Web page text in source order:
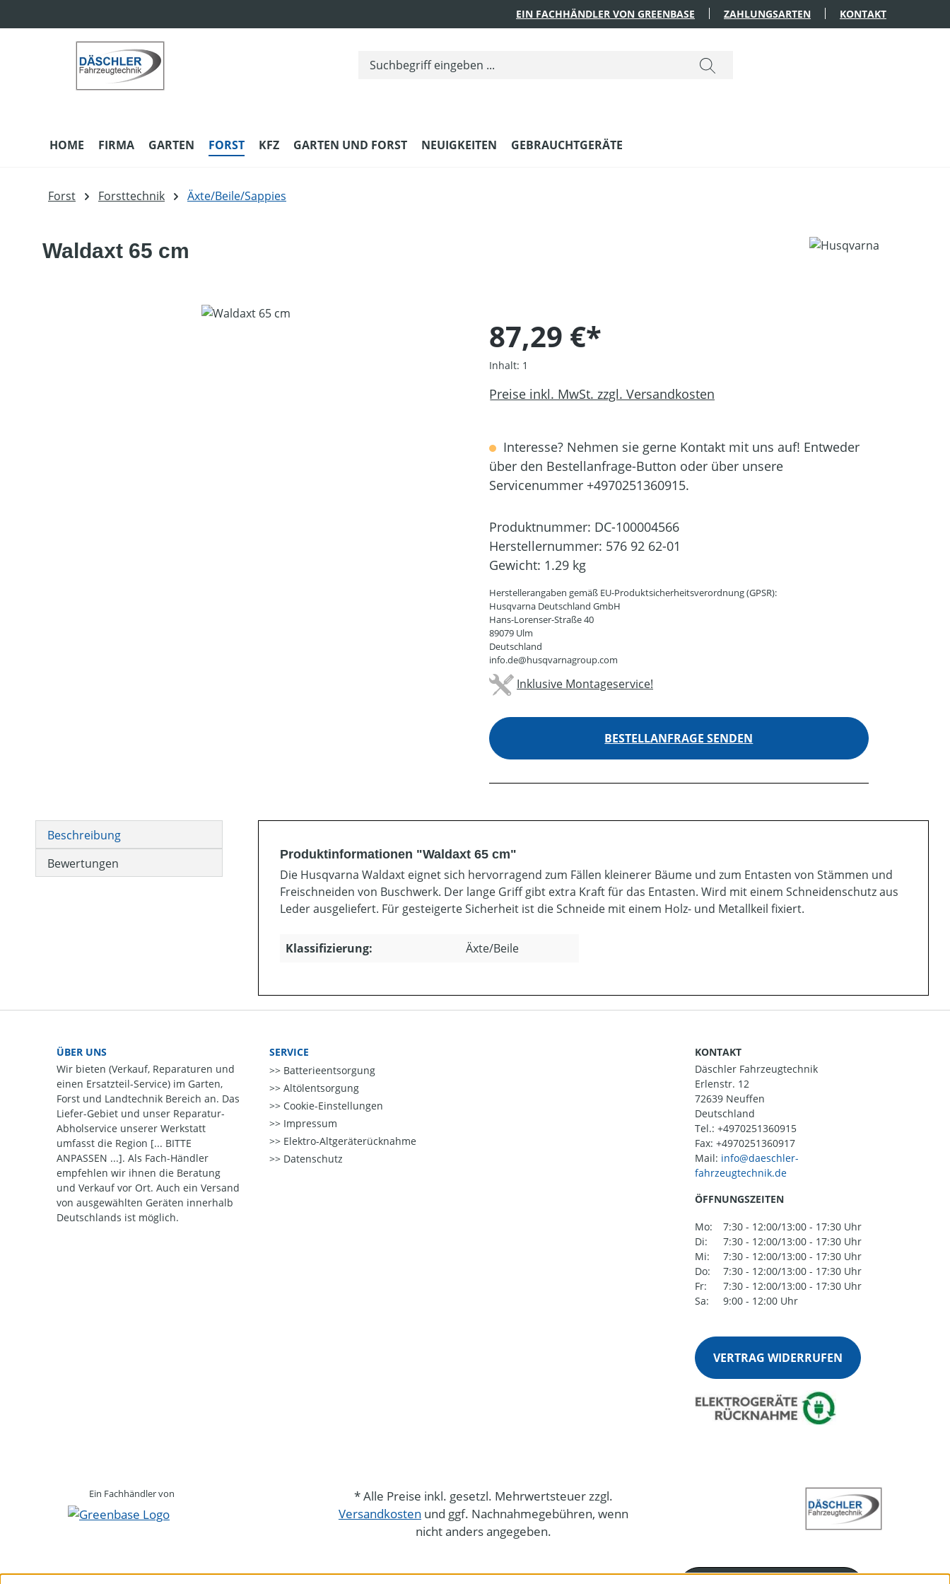
EIN FACHHÄNDLER VON GREENBASE ZAHLUNGSARTEN KONTAKT
HOME FIRMA GARTEN FORST KFZ GARTEN UND FORST NEUIGKEITEN GEBRAUCHTGERÄTE
Forst Forsttechnik Äxte/Beile/Sappies
Waldaxt 65 cm
87,29 €*
Inhalt: 1
Preise inkl. MwSt. zzgl. Versandkosten
Interesse? Nehmen sie gerne Kontakt mit uns auf! Entweder
über den Bestellanfrage-Button oder über unsere
Servicenummer +4970251360915.
Produktnummer: DC-100004566
Herstellernummer: 576 92 62-01
Gewicht: 1.29 kg
Herstellerangaben gemäß EU-Produktsicherheitsverordnung (GPSR):
Husqvarna Deutschland GmbH
Hans-Lorenser-Straße 40
89079 Ulm
Deutschland
info.de@husqvarnagroup.com
Inklusive Montageservice!
BESTELLANFRAGE SENDEN
Beschreibung
Bewertungen
Produktinformationen "Waldaxt 65 cm"
Die Husqvarna Waldaxt eignet sich hervorragend zum Fällen kleinerer Bäume und zum Entasten von Stämmen und
Freischneiden von Buschwerk. Der lange Griff gibt extra Kraft für das Entasten. Wird mit einem Schneidenschutz aus
Leder ausgeliefert. Für gesteigerte Sicherheit ist die Schneide mit einem Holz- und Metallkeil fixiert.
Klassifizierung: Äxte/Beile
ÜBER UNS
Wir bieten (Verkauf, Reparaturen und
einen Ersatzteil-Service) im Garten,
Forst und Landtechnik Bereich an. Das
Liefer-Gebiet und unser Reparatur-
Abholservice unserer Werkstatt
umfasst die Region [... BITTE
ANPASSEN ...]. Als Fach-Händler
empfehlen wir ihnen die Beratung
und Verkauf vor Ort. Auch ein Versand
von ausgewählten Geräten innerhalb
Deutschlands ist möglich.
SERVICE
Batterieentsorgung
Altölentsorgung
Cookie-Einstellungen
Impressum
Elektro-Altgeräterücknahme
Datenschutz
KONTAKT
Däschler Fahrzeugtechnik
Erlenstr. 12
72639 Neuffen
Deutschland
Tel.: +4970251360915
Fax: +4970251360917
Mail:
ÖFFNUNGSZEITEN
Mo:
7:30 - 12:00/13:00 - 17:30 Uhr
Di:
7:30 - 12:00/13:00 - 17:30 Uhr
Mi:
7:30 - 12:00/13:00 - 17:30 Uhr
Do:
7:30 - 12:00/13:00 - 17:30 Uhr
Fr:
7:30 - 12:00/13:00 - 17:30 Uhr
Sa:
9:00 - 12:00 Uhr
VERTRAG WIDERRUFEN
Ein Fachhändler von
* Alle Preise inkl. gesetzl. Mehrwertsteuer zzgl.
Versandkosten und ggf. Nachnahmegebühren, wenn
nicht anders angegeben.